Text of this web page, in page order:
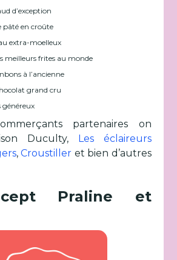
d’exception
en croûte
extra-moelleux
meilleurs frites au monde
à l’ancienne
grand cru
généreux
partenaires on
Duculty, Les éclaireurs
,Croustiller et bien d’autres
Praline et